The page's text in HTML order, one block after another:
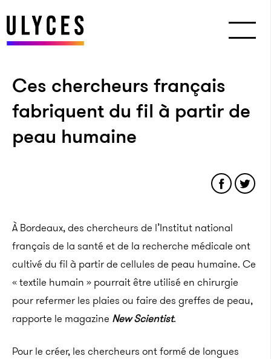
Ces chercheurs français
fabriquent du fil à partir de
peau humaine
À Bordeaux, des chercheurs de l’Institut national
français de la santé et de la recherche médicale ont
cultivé du fil à partir de cellules de peau humaine. Ce
« textile humain » pourrait être utilisé en chirurgie
pour refermer les plaies ou faire des greffes de peau,
rapporte le magazine New Scientist.
Pour le créer, les chercheurs ont formé de longues